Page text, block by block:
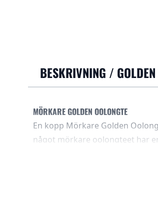
BESKRIVNING /
MÖRKARE GOLDEN OOLONGTE
En kopp Mörkare Golden
något mörkare oolongteet har